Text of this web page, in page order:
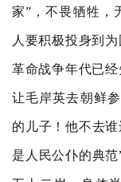
家”，不畏牺牲，
人要积极投身到
革命战争年代已
让毛岸英去朝鲜
的儿子！他不去
是人民公仆的典